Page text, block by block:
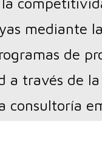
mediante
de
a través de
consultoría